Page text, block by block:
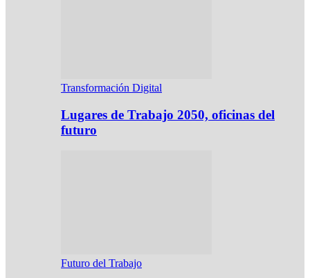
Transformación Digital
Lugares de Trabajo 2050, oficinas del
futuro
Futuro del Trabajo